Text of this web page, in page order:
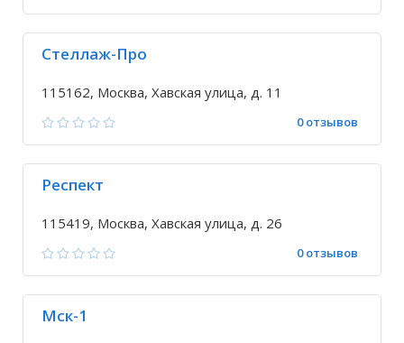
Стеллаж-Про
115162, Москва, Хавская улица, д. 11
0 отзывов
Респект
115419, Москва, Хавская улица, д. 26
0 отзывов
Мск-1